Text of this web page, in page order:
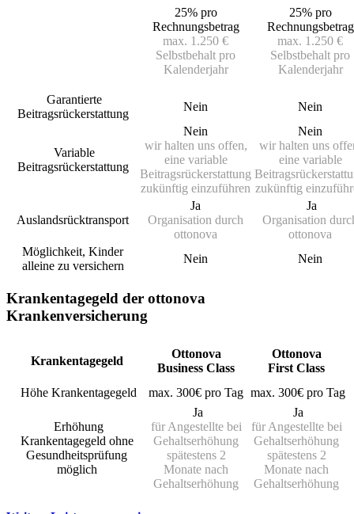
25% pro
Rechnungsbetrag
max. 1.250 €
Selbstbehalt pro
Kalenderjahr
25% pro
Rechnungsbetrag
max. 1.250 €
Selbstbehalt pro
Kalenderjahr
Garantierte
Beitragsrückerstattung
Nein Nein
Variable
Beitragsrückerstattung
Nein
wir halten uns offen,
eine variable
Beitragsrückerstattung
zukünftig einzuführen
Nein
wir halten uns
eine variable
zukünftig
Auslandsrücktransport
Ja
Organisation durch
ottonova
Ja
Organisation
ottonova
Möglichkeit, Kinder
alleine zu versichern
Nein Nein
Krankentagegeld der ottonova
Krankenversicherung
Krankentagegeld
Ottonova
Business Class
Ottonova
First Class
Höhe Krankentagegeld
max. 300€ pro Tag max. 300€ pro Tag
Erhöhung
Krankentagegeld ohne
Gesundheitsprüfung
möglich
Ja
für Angestellte bei
Gehaltserhöhung
spätestens 2
Monate nach
Gehaltserhöhung
Ja
für Angestellte bei
Gehaltserhöhung
spätestens 2
Monate nach
Gehaltserhöhung